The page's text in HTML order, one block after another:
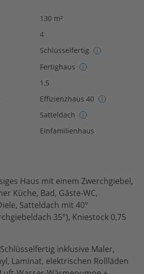
130 m²
4
Schlüsselfertig
Fertighaus
1,5
Effizienzhaus 40
Satteldach
Einfamilienhaus
Haus mit einem Zwerchgiebel,
Küche, Bad, Gäste-WC,
Satteldach mit 40°
35°), Kniestock 0,75
inklusive Maler,
Laminat, elektrischen Rollläden